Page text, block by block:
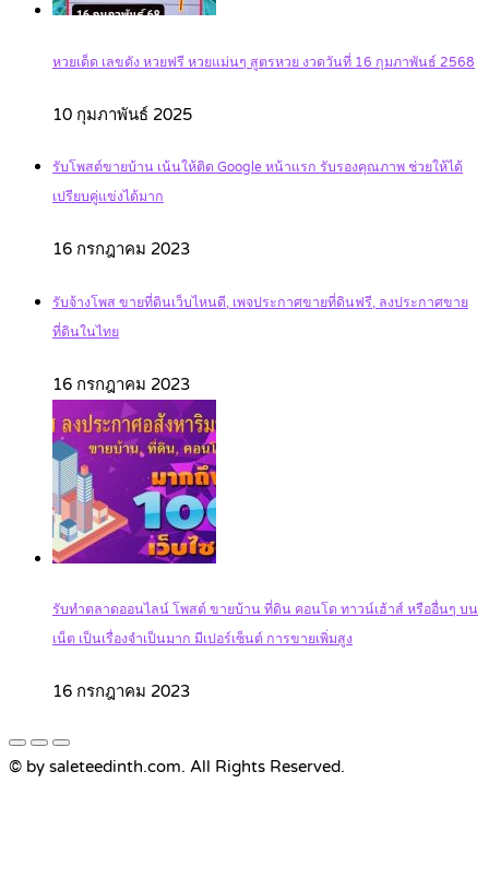
หวยเด็ด เลขดัง หวยฟรี หวยแม่นๆ สูตรหวย งวดวันที่ 16 กุมภาพันธ์ 2568
10 กุมภาพันธ์ 2025
รับโพสต์ขายบ้าน เน้นให้ติด Google หน้าแรก รับรองคุณภาพ ช่วยให้ได้
เปรียบคู่แข่งได้มาก
16 กรกฎาคม 2023
รับจ้างโพส ขายที่ดินเว็บไหนดี, เพจประกาศขายที่ดินฟรี, ลงประกาศขาย
ที่ดินในไทย
16 กรกฎาคม 2023
รับทำตลาดออนไลน์ โพสต์ ขายบ้าน ที่ดิน คอนโด ทาวน์เฮ้าส์ หรืออื่นๆ บน
เน็ต เป็นเรื่องจำเป็นมาก มีเปอร์เซ็นต์ การขายเพิ่มสูง
16 กรกฎาคม 2023
© by saleteedinth.com. All Rights Reserved.